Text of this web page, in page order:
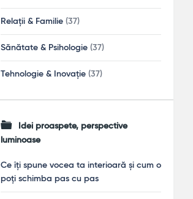
Relații & Familie (37)
Sănătate & Psihologie (37)
Tehnologie & Inovație (37)
Idei proaspete, perspective
luminoase
Ce îți spune vocea ta interioară și cum o
poți schimba pas cu pas